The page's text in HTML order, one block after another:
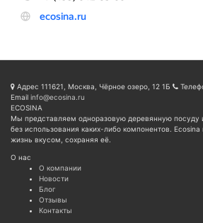
Адрес 111621, Москва, Чёрное озеро, 12 1Б
Email info@ecosina.ru
ECOSINA
Мы представляем одноразовую деревянную посуду
без использования каких-либо компонентов. Ecosina
жизнь вкусом, сохраняя её.
О нас
О компании
Новости
Блог
Отзывы
Контакты